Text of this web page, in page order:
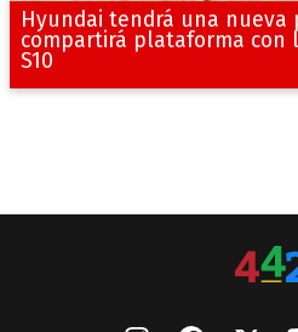
Hyundai tendrá una nueva
compartirá plataforma con
S10